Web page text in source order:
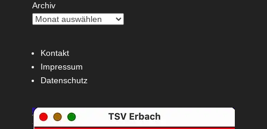
Archiv
Kontakt
Impressum
Datenschutz